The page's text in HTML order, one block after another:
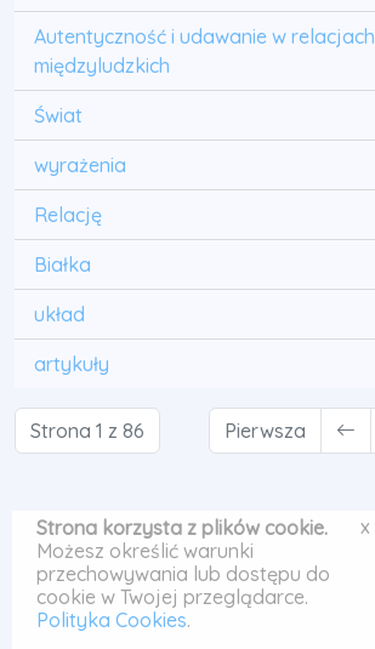
Autentyczność i udawanie w relacjach
międzyludzkich
Świat
wyrażenia
Relację
Białka
układ
artykuły
Strona 1 z 86 Pierwsza
Strona korzysta z plików cookie.
Możesz określić warunki
przechowywania lub dostępu do
cookie w Twojej przeglądarce.
Polityka Cookies.
x